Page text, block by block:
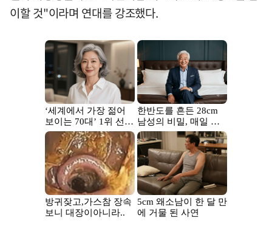
이할 것"이라며 연대를 강조했다.